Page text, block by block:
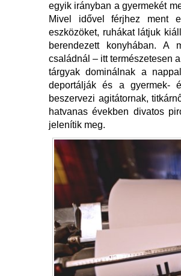
egyik irányban a gyermekét
Mivel idővel férjhez ment
eszközöket, ruhákat látjuk
berendezett konyhában.
családnál – itt természetesen
tárgyak dominálnak a
deportálják és a gyermek-
beszervezi agitátornak,
hatvanas években divatos
jelenítik meg.